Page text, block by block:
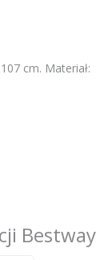
cm. Materiał:
Bestway